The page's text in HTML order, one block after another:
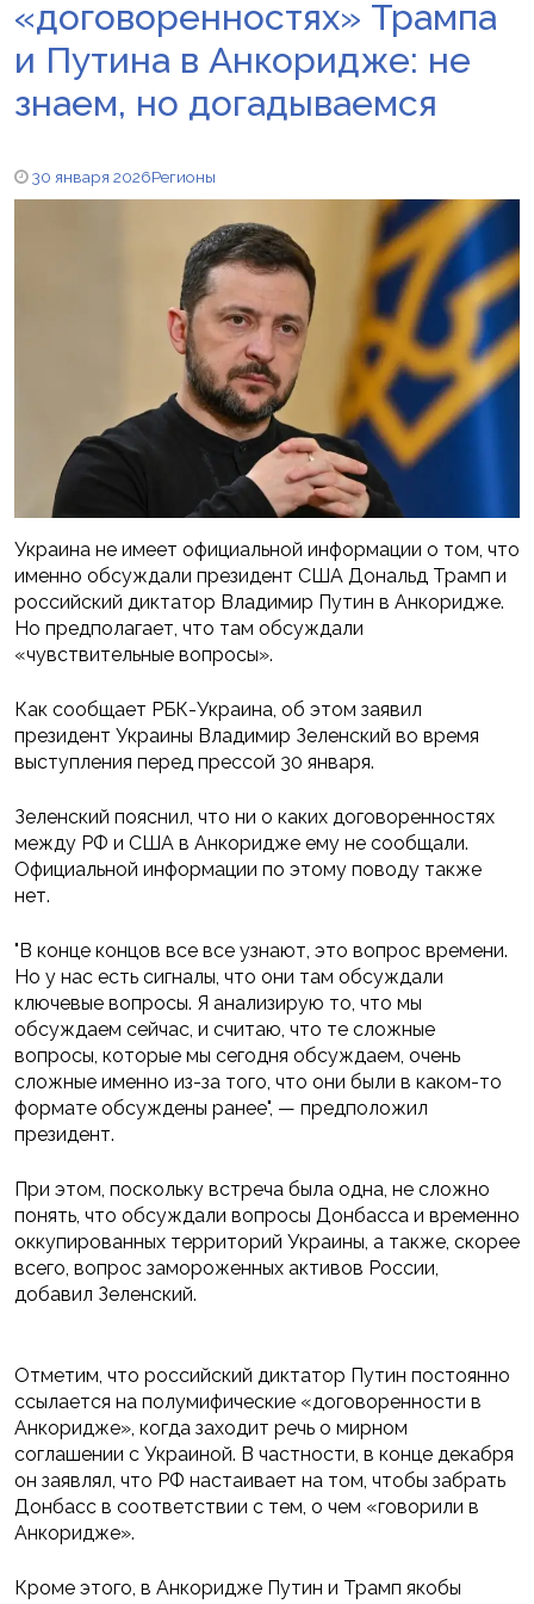
«договоренностях» Трампа
и Путина в Анкоридже: не
знаем, но догадываемся
30 января 2026Регионы
Украина не имеет официальной информации о том, что
именно обсуждали президент США Дональд Трамп и
российский диктатор Владимир Путин в Анкоридже.
Но предполагает, что там обсуждали
«чувствительные вопросы».
Как сообщает РБК-Украина, об этом заявил
президент Украины Владимир Зеленский во время
выступления перед прессой 30 января.
Зеленский пояснил, что ни о каких договоренностях
между РФ и США в Анкоридже ему не сообщали.
Официальной информации по этому поводу также
нет.
"В конце концов все все узнают, это вопрос времени.
Но у нас есть сигналы, что они там обсуждали
ключевые вопросы. Я анализирую то, что мы
обсуждаем сейчас, и считаю, что те сложные
вопросы, которые мы сегодня обсуждаем, очень
сложные именно из-за того, что они были в каком-то
формате обсуждены ранее", — предположил
президент.
При этом, поскольку встреча была одна, не сложно
понять, что обсуждали вопросы Донбасса и временно
оккупированных территорий Украины, а также, скорее
всего, вопрос замороженных активов России,
добавил Зеленский.
Отметим, что российский диктатор Путин постоянно
ссылается на полумифические «договоренности в
Анкоридже», когда заходит речь о мирном
соглашении с Украиной. В частности, в конце декабря
он заявлял, что РФ настаивает на том, чтобы забрать
Донбасс в соответствии с тем, о чем «говорили в
Анкоридже».
Кроме этого, в Анкоридже Путин и Трамп якобы